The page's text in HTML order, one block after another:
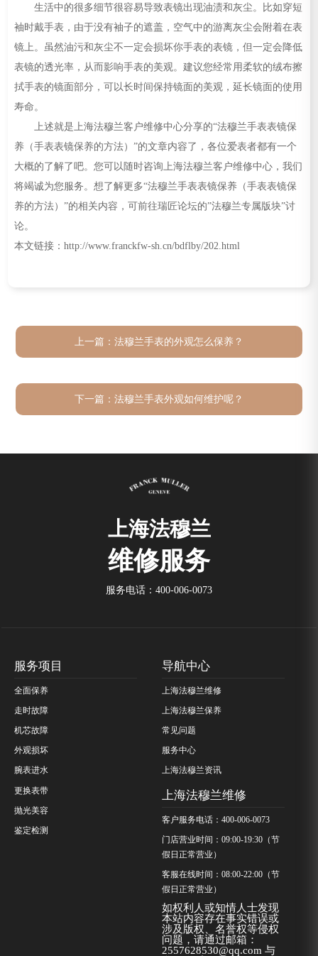
生活中的很多细节很容易导致表镜出现油渍和灰尘。比如穿短
袖时戴手表，由于没有袖子的遮盖，空气中的游离灰尘会附着在表
镜上。虽然油污和灰尘不一定会损坏你手表的表镜，但一定会降低
表镜的透光率，从而影响手表的美观。建议您经常用柔软的绒布擦
拭手表的镜面部分，可以长时间保持镜面的美观，延长镜面的使用
寿命。
上述就是上海法穆兰客户维修中心分享的“法穆兰手表表镜保
养（手表表镜保养的方法）”的文章内容了，各位爱表者都有一个
大概的了解了吧。您可以随时咨询上海法穆兰客户维修中心，我们
将竭诚为您服务。想了解更多“法穆兰手表表镜保养（手表表镜保
养的方法）”的相关内容，可前往瑞匠论坛的”法穆兰专属版块”讨
论。
本文链接：http://www.franckfw-sh.cn/bdflby/202.html
上一篇： 法穆兰手表的外观怎么保养？
下一篇： 法穆兰手表外观如何维护呢？
上海法穆兰
维修服务
服务电话： 400-006-0073
服务项目
全面保养
走时故障
机芯故障
外观损坏
腕表进水
更换表带
抛光美容
鉴定检测
导航中心
上海法穆兰维修
上海法穆兰保养
常见问题
服务中心
上海法穆兰资讯
上海法穆兰维修
客户服务电话：400-006-0073
门店营业时间：09:00-19:30（节
假日正常营业）
客服在线时间：08:00-22:00（节
假日正常营业）
如权利人或知情人士发现
本站内容存在事实错误或
涉及版权、名誉权等侵权
问题，请通过邮箱：
2557628530@qq.com 与